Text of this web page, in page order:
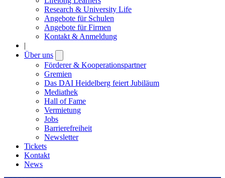
Research & University Life
Angebote für Schulen
Angebote für Firmen
Kontakt & Anmeldung
|
Über uns
submenu
Förderer & Kooperationspartner
Gremien
Das DAI Heidelberg feiert Jubiläum
Mediathek
Hall of Fame
Vermietung
Jobs
Barrierefreiheit
Newsletter
Tickets
Kontakt
News